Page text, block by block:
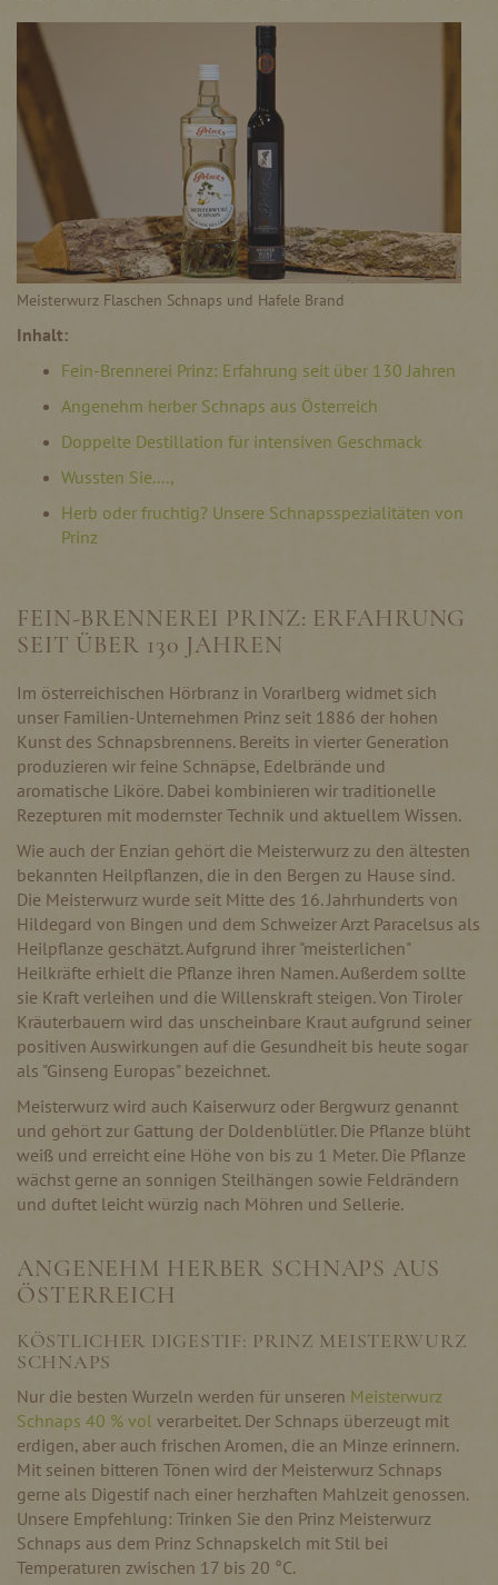
Meisterwurz Flaschen Schnaps und Hafele Brand
Inhalt:
Fein-Brennerei Prinz: Erfahrung seit über 130 Jahren
Angenehm herber Schnaps aus Österreich
Doppelte Destillation für intensiven Geschmack
Wussten Sie....,
Herb oder fruchtig? Unsere Schnapsspezialitäten von
Prinz
FEIN-BRENNEREI PRINZ: ERFAHRUNG
SEIT ÜBER 130 JAHREN
Im österreichischen Hörbranz in Vorarlberg widmet sich
unser Familien-Unternehmen Prinz seit 1886 der hohen
Kunst des Schnapsbrennens. Bereits in vierter Generation
produzieren wir feine Schnäpse, Edelbrände und
aromatische Liköre. Dabei kombinieren wir traditionelle
Rezepturen mit modernster Technik und aktuellem Wissen.
Wie auch der Enzian gehört die Meisterwurz zu den ältesten
bekannten Heilpflanzen, die in den Bergen zu Hause sind.
Die Meisterwurz wurde seit Mitte des 16. Jahrhunderts von
Hildegard von Bingen und dem Schweizer Arzt Paracelsus als
Heilpflanze geschätzt. Aufgrund ihrer "meisterlichen"
Heilkräfte erhielt die Pflanze ihren Namen. Außerdem sollte
sie Kraft verleihen und die Willenskraft steigen. Von Tiroler
Kräuterbauern wird das unscheinbare Kraut aufgrund seiner
positiven Auswirkungen auf die Gesundheit bis heute sogar
als "Ginseng Europas" bezeichnet.
Meisterwurz wird auch Kaiserwurz oder Bergwurz genannt
und gehört zur Gattung der Doldenblütler. Die Pflanze blüht
weiß und erreicht eine Höhe von bis zu 1 Meter. Die Pflanze
wächst gerne an sonnigen Steilhängen sowie Feldrändern
und duftet leicht würzig nach Möhren und Sellerie.
ANGENEHM HERBER SCHNAPS AUS
ÖSTERREICH
KÖSTLICHER DIGESTIF: PRINZ MEISTERWURZ
SCHNAPS
Nur die besten Wurzeln werden für unseren Meisterwurz
Schnaps 40 % vol verarbeitet. Der Schnaps überzeugt mit
erdigen, aber auch frischen Aromen, die an Minze erinnern.
Mit seinen bitteren Tönen wird der Meisterwurz Schnaps
gerne als Digestif nach einer herzhaften Mahlzeit genossen.
Unsere Empfehlung: Trinken Sie den Prinz Meisterwurz
Schnaps aus dem Prinz Schnapskelch mit Stil bei
Temperaturen zwischen 17 bis 20 °C.